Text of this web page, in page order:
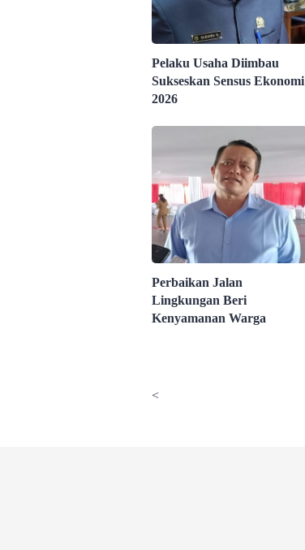
Pelaku Usaha Diimbau
Sukseskan Sensus Ekonomi
2026
Perbaikan Jalan
Lingkungan Beri
Kenyamanan Warga
<